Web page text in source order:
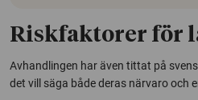
Riskfaktorer för
Avhandlingen har även tittat på
det vill säga både deras närvaro och